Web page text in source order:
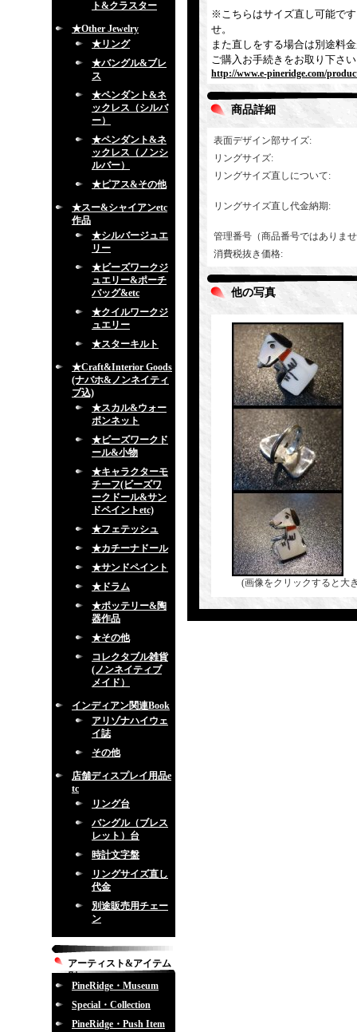
ト&クラスター
★Other Jewelry
★リング
★バングル&ブレ
ス
★ペンダント&ネ
ックレス（シルバ
ー）
★ペンダント&ネ
ックレス（ノンシ
ルバー）
★ピアス&その他
★スー&シャイアンetc
作品
★シルバージュエ
リー
★ビーズワークジ
ュエリー&ポーチ
バッグ&etc
★クイルワークジ
ュエリー
★スターキルト
★Craft&Interior Goods
(ナバホ&ノンネイティ
ブ込)
★スカル&ウォー
ボンネット
★ビーズワークド
ール&小物
★キャラクターモ
チーフ(ビーズワ
ークドール&サン
ドペイントetc)
★フェテッシュ
★カチーナドール
★サンドペイント
★ドラム
★ポッテリー&陶
器作品
★その他
コレクタブル雑貨
(ノンネイティブ
メイド）
インディアン関連Book
アリゾナハイウェ
イ誌
その他
店舗ディスプレイ用品e
tc
リング台
バングル（ブレス
レット）台
時計文字盤
リングサイズ直し
代金
別途販売用チェー
ン
アーティスト&アイテム
別
PineRidge・Museum
Special・Collection
PineRidge・Push Item
※こちらはサイズ直し可能で
せ。
また直しをする場合は別途料
ご購入お手続きをお取り下さ
http://www.e-pineridge.com/
商品詳細
表面デザイン部サイズ:
リングサイズ:
リングサイズ直しについて:
リングサイズ直し代金納期:
管理番号（商品番号ではありま
消費税抜き価格:
他の写真
(画像をクリックすると大